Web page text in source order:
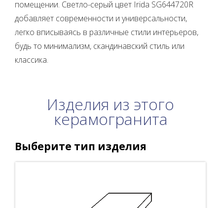
помещении. Светло-серый цвет Irida SG644720R
добавляет современности и универсальности,
легко вписываясь в различные стили интерьеров,
будь то минимализм, скандинавский стиль или
классика.
Изделия из этого
керамогранита
Выберите тип изделия